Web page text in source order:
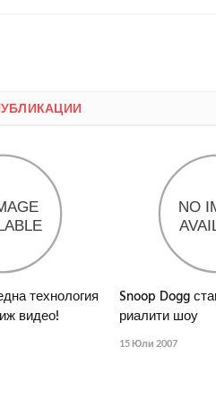
технология
видео!
Snoop Dogg
риалити шоу
15 Юли 2007